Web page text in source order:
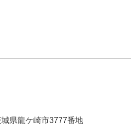
県龍ケ崎市3777番地